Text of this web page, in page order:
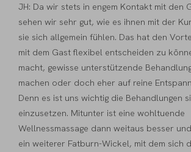
JH: Da wir stets in engem Kontakt mit den
sehen wir sehr gut, wie es ihnen mit der
sie sich allgemein fühlen. Das hat den
mit dem Gast flexibel entscheiden zu
macht, gewisse unterstützende
machen oder doch eher auf reine
Denn es ist uns wichtig die Behandlungen
einzusetzen. Mitunter ist eine wohltuende
Wellnessmassage dann weitaus besser
ein weiterer Fatburn-Wickel, mit dem sich